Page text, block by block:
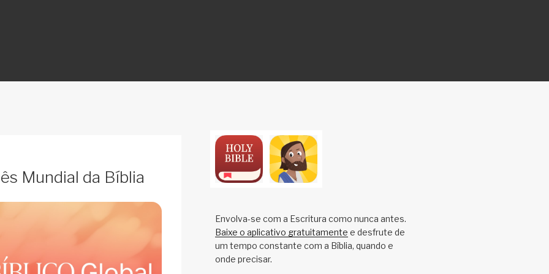
Mundial da Bíblia
Envolva-se com a Escritura como nunca antes.
Baixe o aplicativo gratuitamente e desfrute de
um tempo constante com a Bíblia, quando e
onde precisar.